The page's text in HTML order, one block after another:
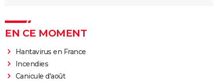
EN CE MOMENT
Hantavirus en France
Incendies
Canicule d'août